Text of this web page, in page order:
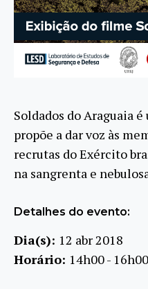
Soldados do Araguaia
propõe a dar voz às
recrutas do Exército
na sangrenta e
Detalhes do evento:
Dia(s): 12 abr 2018
Horário: 14h00 - 16h00